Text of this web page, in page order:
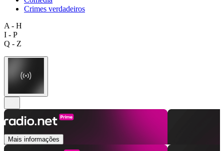
Crimes verdadeiros
A - H
I - P
Q - Z
Mais informações